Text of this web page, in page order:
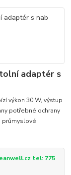
adaptér s
výkon 30 W, výstup
potřebné ochrany
průmyslové
tel: 775